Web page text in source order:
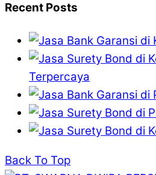
Recent Posts
Terpercaya
Back To Top